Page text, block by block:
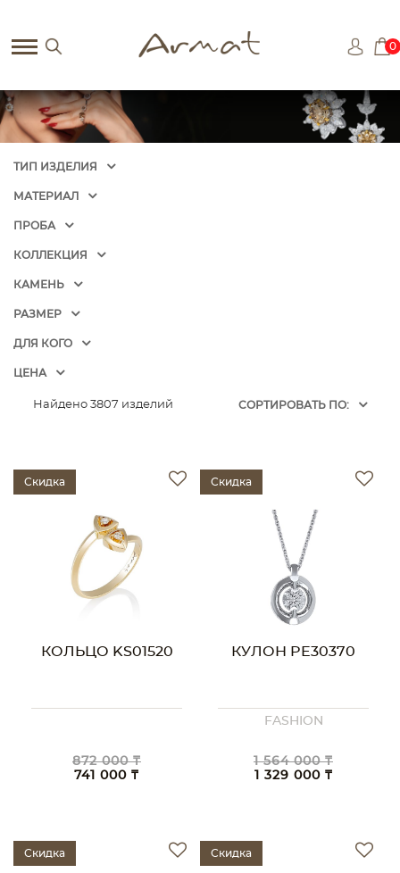
0
ТИП ИЗДЕЛИЯ
МАТЕРИАЛ
ПРОБА
КОЛЛЕКЦИЯ
КАМЕНЬ
РАЗМЕР
ДЛЯ КОГО
ЦЕНА
Найдено 3807 изделий CОРТИРОВАТЬ ПО:
Скидка
КОЛЬЦО KS01520
872 000 ₸
741 000 ₸
Скидка
КУЛОН PE30370
FASHION
1 564 000 ₸
1 329 000 ₸
Скидка Скидка